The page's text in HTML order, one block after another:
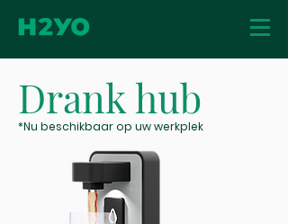
Drank hub
*Nu beschikbaar op uw werkplek